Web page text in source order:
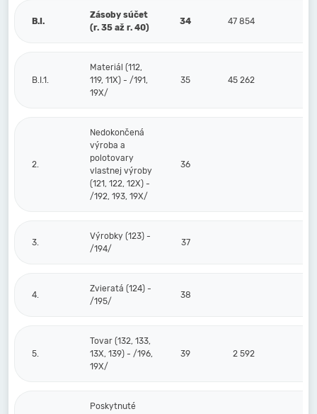
B.I.
Zásoby súčet
(r. 35 až r. 40)
34 47 854
B.I.1.
Materiál (112,
119, 11X) - /191,
19X/
35 45 262
2.
Nedokončená
výroba a
polotovary
vlastnej výroby
(121, 122, 12X) -
/192, 193, 19X/
36
3.
Výrobky (123) -
/194/
37
4.
Zvieratá (124) -
/195/
38
5.
Tovar (132, 133,
13X, 139) - /196,
19X/
39 2 592
Poskytnuté